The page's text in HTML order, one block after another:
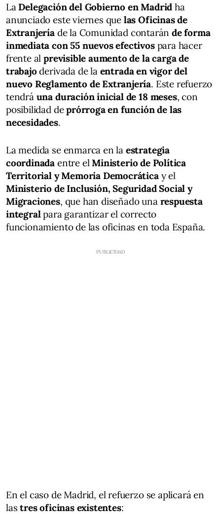
La Delegación del Gobierno en Madrid ha
anunciado este viernes que las Oficinas de
Extranjeríade la Comunidad contarán de forma
inmediata con 55 nuevos efectivospara hacer
frente alprevisible aumento de la carga de
trabajoderivada de la entrada en vigor del
nuevo Reglamento de Extranjería. Este refuerzo
tendrá una duración inicial de 18 meses, con
posibilidad deprórroga en función de las
necesidades.
La medida se enmarca en la estrategia
coordinada entre el Ministerio de Política
Territorial y Memoria Democráticay el
Ministerio de Inclusión, Seguridad Social y
Migraciones, que han diseñado una respuesta
integralpara garantizar el correcto
funcionamiento de las oficinas en toda España.
En el caso de Madrid, el refuerzo se aplicará en
lastres oficinas existentes: